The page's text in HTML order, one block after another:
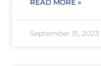
READ MORE »
September 15, 2023